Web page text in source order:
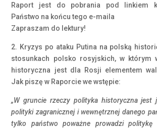
Raport jest do pobrania pod linkiem
Państwo na końcu tego e-maila
Zapraszam do lektury!
2. Kryzys po ataku Putina na polską
stosunkach polsko rosyjskich, w którym
historyczna jest dla Rosji elementem
Jak piszę w Raporcie we wstępie:
„W gruncie rzeczy polityka historyczna jest
polityki zagranicznej i wewnętrznej danego
tylko państwo poważne prowadzi